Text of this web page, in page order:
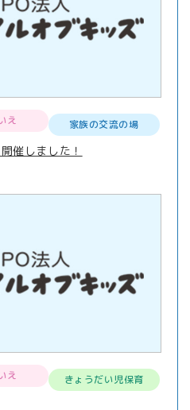
え 家族の交流の場
催しました！
え
きょうだい児保育